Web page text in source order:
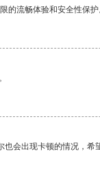
的流畅体验和安全性保护
会出现卡顿的情况，希